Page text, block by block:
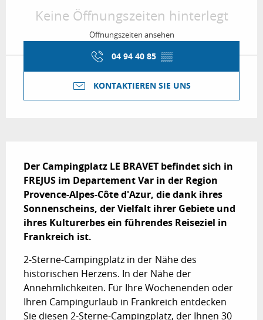
Keine Öffnungszeiten hinterlegt
Öffnungszeiten ansehen
04 94 40 85 ▒▒
KONTAKTIEREN SIE UNS
Der Campingplatz LE BRAVET befindet sich in
FREJUS im Departement Var in der Region
Provence-Alpes-Côte d'Azur, die dank ihres
Sonnenscheins, der Vielfalt ihrer Gebiete und
ihres Kulturerbes ein führendes Reiseziel in
Frankreich ist.
2-Sterne-Campingplatz in der Nähe des
historischen Herzens. In der Nähe der
Annehmlichkeiten. Für Ihre Wochenenden oder
Ihren Campingurlaub in Frankreich entdecken
Sie diesen 2-Sterne-Campingplatz, der Ihnen 30